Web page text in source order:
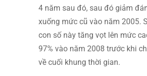
4 năm sau đó, sau đó giảm
xuống mức cũ vào năm 2005.
con số này tăng vọt lên mức
97% vào năm 2008 trước khi
về cuối khung thời gian.